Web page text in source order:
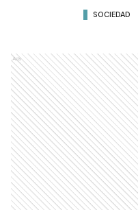
SOCIEDAD
Ads